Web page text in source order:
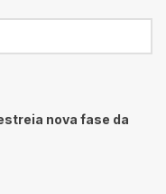
nova fase da